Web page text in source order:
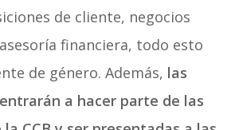
de cliente, negocios
financiera, todo esto
de género. Además, las
a hacer parte de las